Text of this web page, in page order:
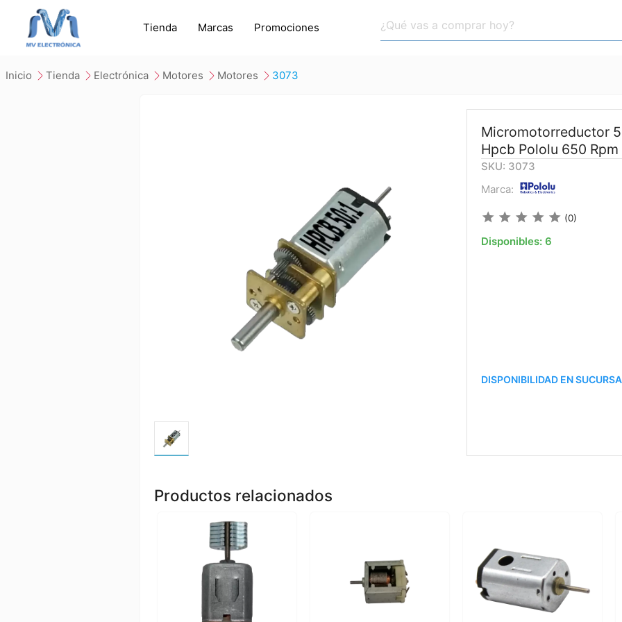
Tienda Marcas Promociones
inicio tienda electrónica motores motores 3073
Micromotorreductor
Hpcb Pololu 650
SKU: 3073
Marca:
star star star star star (0)
Disponibles: 6
DISPONIBILIDAD EN
Productos relacionados